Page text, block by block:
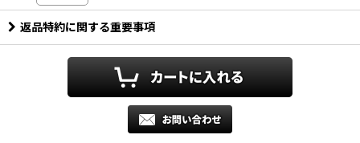
返品特約に関する重要事項